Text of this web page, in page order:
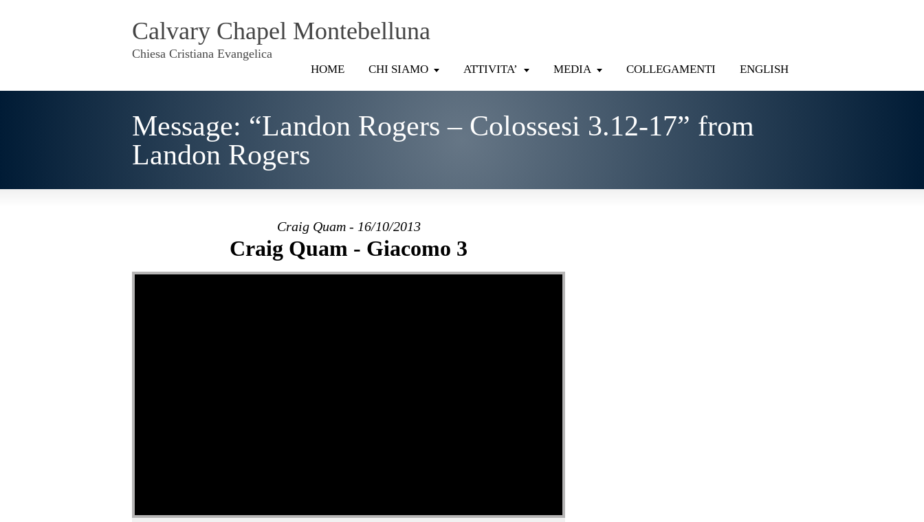
Calvary Chapel Montebelluna
Chiesa Cristiana Evangelica
HOME CHI SIAMO ATTIVITA’ MEDIA COLLEGAMENTI ENGLISH
Message: “Landon Rogers – Colossesi 3.12-17” from
Landon Rogers
Craig Quam - 16/10/2013
Craig Quam - Giacomo 3